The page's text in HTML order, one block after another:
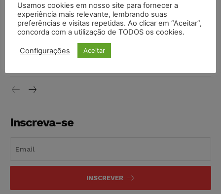
níveis
DIREITO TRIBUTÁRIO 07/08/2026
Justiça do Trabalho mantém justa causa de empregado que
vendia canetas emagrecedoras no local de trabalho
Inscreva-se
INSCREVER
Usamos cookies em nosso site para fornecer a
experiência mais relevante, lembrando suas
preferências e visitas repetidas. Ao clicar em “Aceitar”,
concorda com a utilização de TODOS os cookies.
Configurações Aceitar